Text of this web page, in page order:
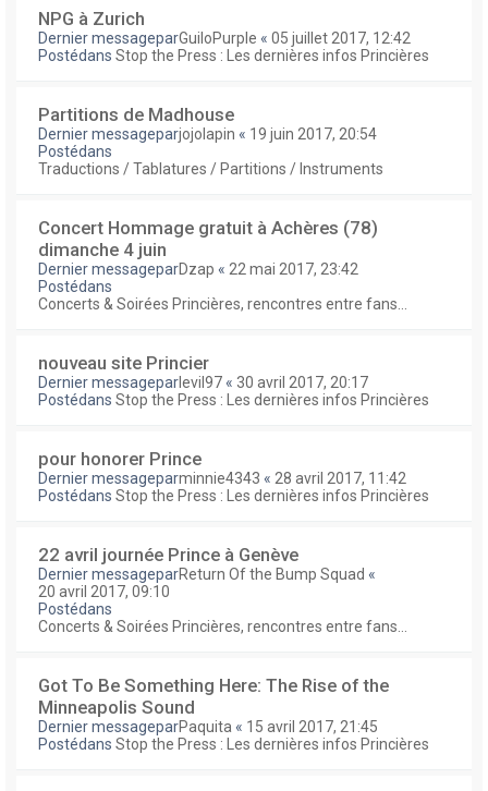
NPG à Zurich
Dernier messageparGuiloPurple « 05 juillet 2017, 12:42
Postédans Stop the Press : Les dernières infos Princières
Partitions de Madhouse
Dernier messageparjojolapin « 19 juin 2017, 20:54
Postédans
Traductions / Tablatures / Partitions / Instruments
Concert Hommage gratuit à Achères (78)
dimanche 4 juin
Dernier messageparDzap « 22 mai 2017, 23:42
Postédans
Concerts & Soirées Princières, rencontres entre fans...
nouveau site Princier
Dernier messageparlevil97 « 30 avril 2017, 20:17
Postédans Stop the Press : Les dernières infos Princières
pour honorer Prince
Dernier messageparminnie4343 « 28 avril 2017, 11:42
Postédans Stop the Press : Les dernières infos Princières
22 avril journée Prince à Genève
Dernier messageparReturn Of the Bump Squad «
20 avril 2017, 09:10
Postédans
Concerts & Soirées Princières, rencontres entre fans...
Got To Be Something Here: The Rise of the
Minneapolis Sound
Dernier messageparPaquita « 15 avril 2017, 21:45
Postédans Stop the Press : Les dernières infos Princières